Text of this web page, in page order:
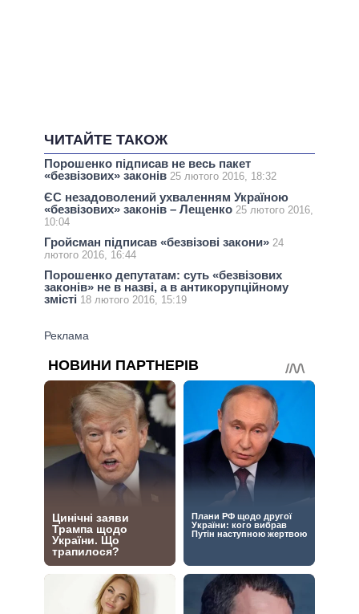
ЧИТАЙТЕ ТАКОЖ
Порошенко підписав не весь пакет
«безвізових» законів 25 лютого 2016, 18:32
ЄС незадоволений ухваленням Україною
«безвізових» законів – Лещенко 25 лютого 2016,
10:04
Гройсман підписав «безвізові закони» 24
лютого 2016, 16:44
Порошенко депутатам: суть «безвізових
законів» не в назві, а в антикорупційному
змісті 18 лютого 2016, 15:19